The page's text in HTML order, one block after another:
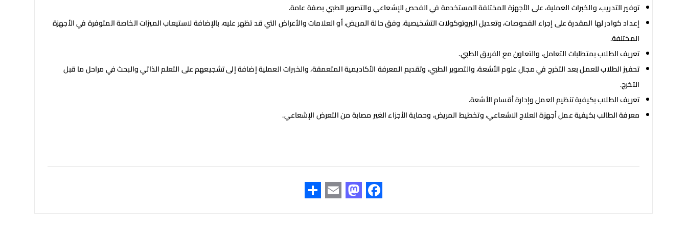
توفير التدريب، والخبرات العملية، على الأجهزة المختلفة المستخدمة في الفحص الإشعاعي والتصوير الطبي بصفة عامة.
إعداد كوادر لها المقدرة على إجراء الفحوصات، وتعديل البروتوكولات التشخيصية، وفق حالة المريض، أو العلامات والأعراض التي قد تظهر عليه، بالإضافة لاستيعاب الميزات الخاصة المتوفرة في الأجهزة
المختلفة.
تعريف الطلاب بمتطلبات التعامل، والتعاون مع الفريق الطبي.
تحفيز الطلاب للعمل بعد التخرج في مجال علوم الأشعة، والتصوير الطبي، وتقديم المعرفة الأكاديمية المتعمقة، والخبرات العملية إضافة إلى تشجيعهم على التعلم الذاتي والبحث في مراحل ما قبل
التخرج.
تعريف الطلاب بكيفية تنظيم العمل وإدارة أقسام الأشعة.
معرفة الطالب بكيفية عمل أجهزة العلاج الاشعاعي، وتخطيط المريض، وحماية الأجزاء الغير مصابة من التعرض الإشعاعي.
F
ac
M
as
E
m